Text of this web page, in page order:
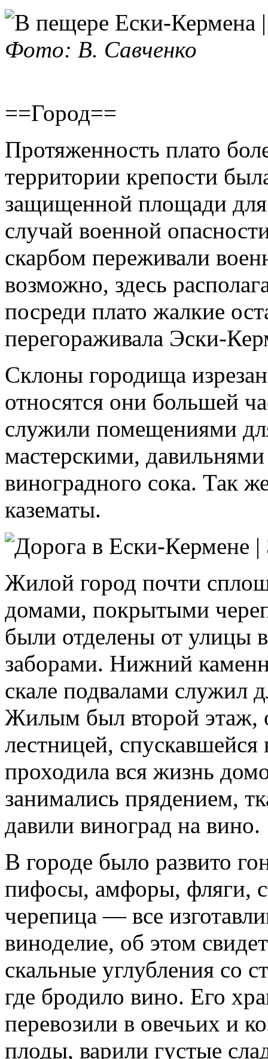
Фото: В. Савченко
==Город==
Протяженность плато
территории крепости
защищенной площади
случай военной
скарбом переживали
возможно, здесь
посреди плато жалкие
перегораживала Эски-
Склоны городища
относятся они большей
служили помещениями
мастерскими,
виноградного сока. Так
казематы.
Жилой город почти
домами, покрытыми
были отделены от улицы
заборами. Нижний
скале подвалами служил
Жилым был второй этаж,
лестницей,
проходила вся жизнь
занимались прядением,
давили виноград на вино.
В городе было развито
пифосы, амфоры, фляги,
черепица — все
виноделие, об этом
скальные углубления со
где бродило вино. Его
перевозили в овечьих и
плоды, варили густые